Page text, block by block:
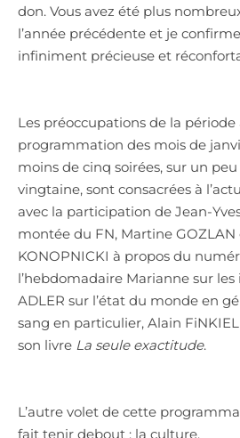
don. Vous avez été plus
l’année précédente et je
infiniment précieuse et
Les préoccupations de la
programmation des mois de
moins de cinq soirées, sur un
vingtaine, sont consacrées à
avec la participation de Jean-
montée du FN, Martine GOZLAN
KONOPNICKI à propos du
l’hebdomadaire Marianne sur
ADLER sur l’état du monde en
sang en particulier, Alain
son livre La seule exactitude.
L’autre volet de cette
fait tenir debout : la culture.